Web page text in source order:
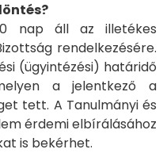
nap áll az illetékes
rendelkezésére.
(ügyintézési) határidő
a jelentkező a
tett. A Tanulmányi és
érdemi elbírálásához
is bekérhet.